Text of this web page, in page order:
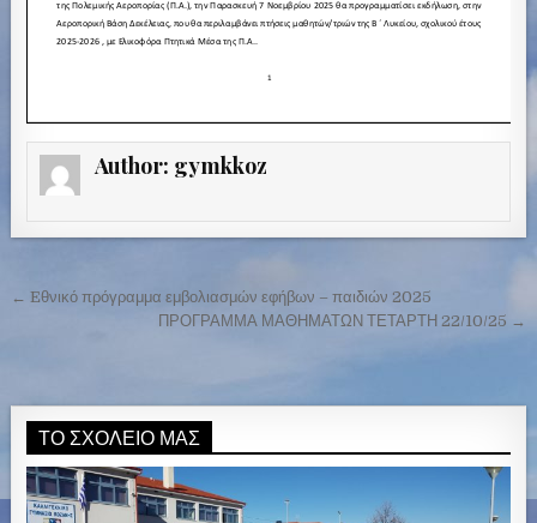
Author: gymkkoz
ή
γ
η
← Eθνικό πρόγραμμα εμβολιασμών εφήβων – παιδιών 2025
ΠΡΟΓΡΑΜΜΑ ΜΑΘΗΜΑΤΩΝ ΤΕΤΑΡΤΗ 22/10/25 →
ΤΟ ΣΧΟΛΕΊΟ ΜΑΣ